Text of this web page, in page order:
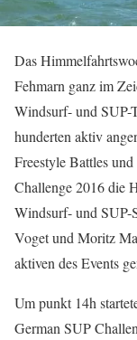
Das
Fehmarn ganz im
Windsurf- und SUP-
hunderten aktiv
Freestyle Battles
Challenge 2016 die
Windsurf- und SUP-
Voget und Moritz
aktiven des Events
Um punkt 14h
German SUP